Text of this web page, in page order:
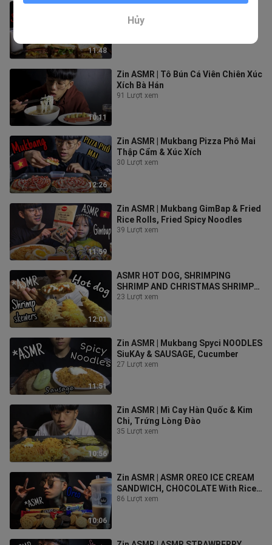
11:48
Zin ASMR | Cùng Em Gái Thử Thách
Ăn Bánh Mì Sandwich
62 Lượt xem
10:11
Zin ASMR | Tô Bún Cá Viên Chiên Xúc
Xích Bà Hán
91 Lượt xem
12:26
Zin ASMR | Mukbang Pizza Phô Mai
Thập Cẩm & Xúc Xích
30 Lượt xem
11:59
Zin ASMR | Mukbang GimBap & Fried
Rice Rolls, Fried Spicy Noodles
39 Lượt xem
12:01
ASMR HOT DOG, SHRIMPING
SHRIMP AND CHRISTMAS SHRIMP
CHAIN
23 Lượt xem
11:51
Zin ASMR | Mukbang Spyci NOODLES
SiuKAy & SAUSAGE, Cucumber
27 Lượt xem
10:56
Zin ASMR | Mì Cay Hàn Quốc & Kim
Chi, Trứng Lòng Đào
35 Lượt xem
10:06
Zin ASMR | ASMR OREO ICE CREAM
SANDWICH, CHOCOLATE With Rice
Milk Tea
86 Lượt xem
Hủy